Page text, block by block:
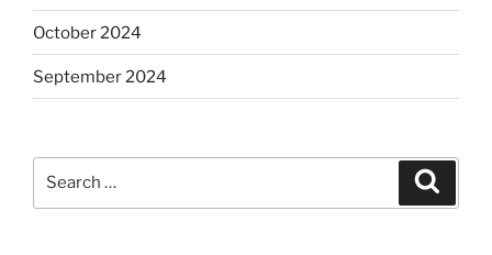
October 2024
September 2024